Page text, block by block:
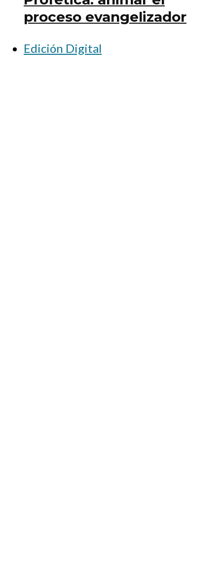
proceso evangelizador
Edición Digital